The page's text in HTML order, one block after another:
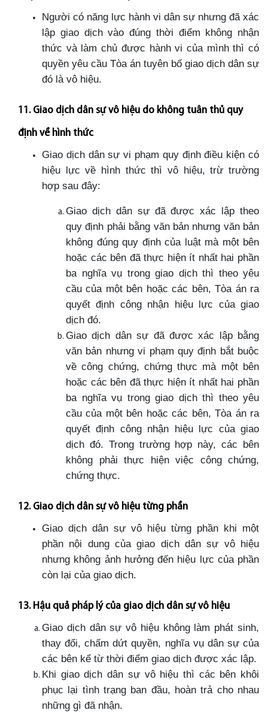
Người có năng lực hành vi dân sự nhưng đã xác
lập giao dịch vào đúng thời điểm không nhận
thức và làm chủ được hành vi của mình thì có
quyền yêu cầu Tòa án tuyên bố giao dịch dân sự
đó là vô hiệu.
11. Giao dịch dân sự vô hiệu do không tuân thủ quy
định về hình thức
Giao dịch dân sự vi phạm quy định điều kiện có
hiệu lực về hình thức thì vô hiệu, trừ trường
hợp sau đây:
Giao dịch dân sự đã được xác lập theo
quy định phải bằng văn bản nhưng văn bản
không đúng quy định của luật mà một bên
hoặc các bên đã thực hiện ít nhất hai phần
ba nghĩa vụ trong giao dịch thì theo yêu
cầu của một bên hoặc các bên, Tòa án ra
quyết định công nhận hiệu lực của giao
dịch đó.
Giao dịch dân sự đã được xác lập bằng
văn bản nhưng vi phạm quy định bắt buộc
về công chứng, chứng thực mà một bên
hoặc các bên đã thực hiện ít nhất hai phần
ba nghĩa vụ trong giao dịch thì theo yêu
cầu của một bên hoặc các bên, Tòa án ra
quyết định công nhận hiệu lực của giao
dịch đó. Trong trường hợp này, các bên
không phải thực hiện việc công chứng,
chứng thực.
12. Giao dịch dân sự vô hiệu từng phần
Giao dịch dân sự vô hiệu từng phần khi một
phần nội dung của giao dịch dân sự vô hiệu
nhưng không ảnh hưởng đến hiệu lực của phần
còn lại của giao dịch.
13. Hậu quả pháp lý của giao dịch dân sự vô hiệu
Giao dịch dân sự vô hiệu không làm phát sinh,
thay đổi, chấm dứt quyền, nghĩa vụ dân sự của
các bên kể từ thời điểm giao dịch được xác lập.
Khi giao dịch dân sự vô hiệu thì các bên khôi
phục lại tình trạng ban đầu, hoàn trả cho nhau
những gì đã nhận.